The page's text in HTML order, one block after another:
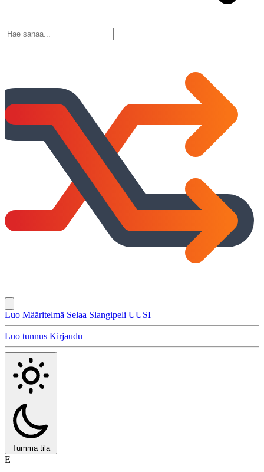
Luo Määritelmä Selaa Slangipeli UUSI
Luo tunnus Kirjaudu
Tumma tila
E